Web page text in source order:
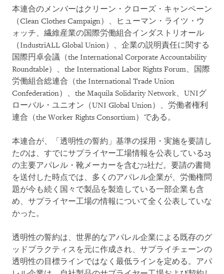
本連合のメンバーはクリーン・クローズ・キャンペーン
（Clean Clothes Campaign）、ヒューマン・ライツ・ウ
ォッチ、繊維産業の国際労働組合インダストリオール
（IndustriALL Global Union）、企業の説明責任に関する
国際円卓会議（the International Corporate Accountability
Roundtable）、the International Labor Rights Forum、国際
労働組合総連合（the International Trade Union
Confederation）、the Maquila Solidarity Network、UNIグ
ローバル・ユニオン（UNI Global Union）、労働者権利
連合（the Worker Rights Consortium）である。
本連合が、「透明性の誓約」基準の採用・実施を要請し
たのは、すでにサプライヤー工場情報を公表している23
の主要アパレル・靴メーカーを含む72社だ。要請の書簡
を送付した時点では、多くのアパレル企業が、労働権問
題が今も続く国々で製品を製造している一部企業も含
め、サプライヤー工場の情報について全く公表していな
かった。
透明性の誓約は、世界的なアパレル企業による既存のグ
ッドプラクティスを元に作成され、サプライチェーンの
透明性の目標ラインではなく最低ラインを定める。アパ